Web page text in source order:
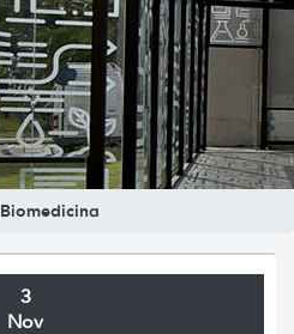
Biomedicina
3
Nov